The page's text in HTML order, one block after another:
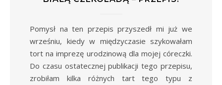
Pomysł na ten przepis przyszedł mi już we
wrześniu, kiedy w międzyczasie szykowałam
tort na imprezę urodzinową dla mojej córeczki.
Do czasu ostatecznej publikacji tego przepisu,
zrobiłam kilka różnych tart tego typu z